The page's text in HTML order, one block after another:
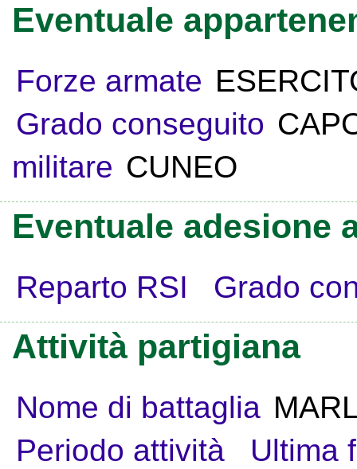
Eventuale
Forze armate
Grado conseguito
militare CUNEO
Eventuale adesione
Reparto RSI Grado
Attività partigiana
Nome di battaglia
Periodo attività
Ultima